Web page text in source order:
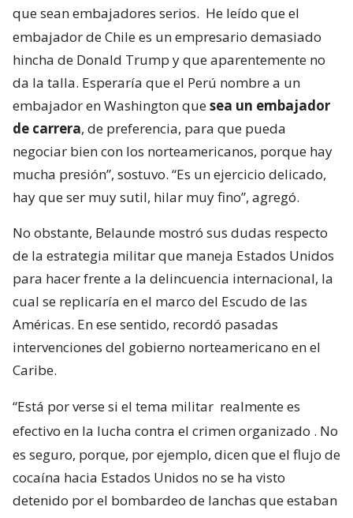
que sean embajadores serios. He leído que el
embajador de Chile es un empresario demasiado
hincha de Donald Trump y que aparentemente no
da la talla. Esperaría que el Perú nombre a un
embajador en Washington quesea un embajador
de carrera, de preferencia, para que pueda
negociar bien con los norteamericanos, porque hay
mucha presión”, sostuvo. “Es un ejercicio delicado,
hay que ser muy sutil, hilar muy fino”, agregó.
No obstante, Belaunde mostró sus dudas respecto
de la estrategia militar que maneja Estados Unidos
para hacer frente a la delincuencia internacional, la
cual se replicaría en el marco del Escudo de las
Américas. En ese sentido, recordó pasadas
intervenciones del gobierno norteamericano en el
Caribe.
“Está por verse si el tema militar realmente es
efectivo en la lucha contra el crimen organizado . No
es seguro, porque, por ejemplo, dicen que el flujo de
cocaína hacia Estados Unidos no se ha visto
detenido por el bombardeo de lanchas que estaban